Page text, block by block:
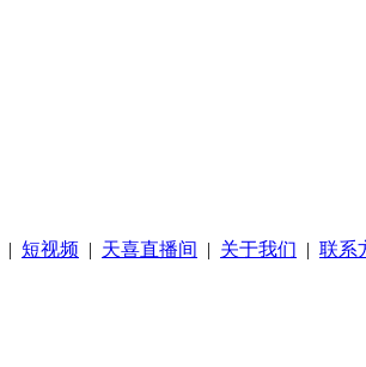
| 短视频 | 天喜直播间 | 关于我们 | 联系